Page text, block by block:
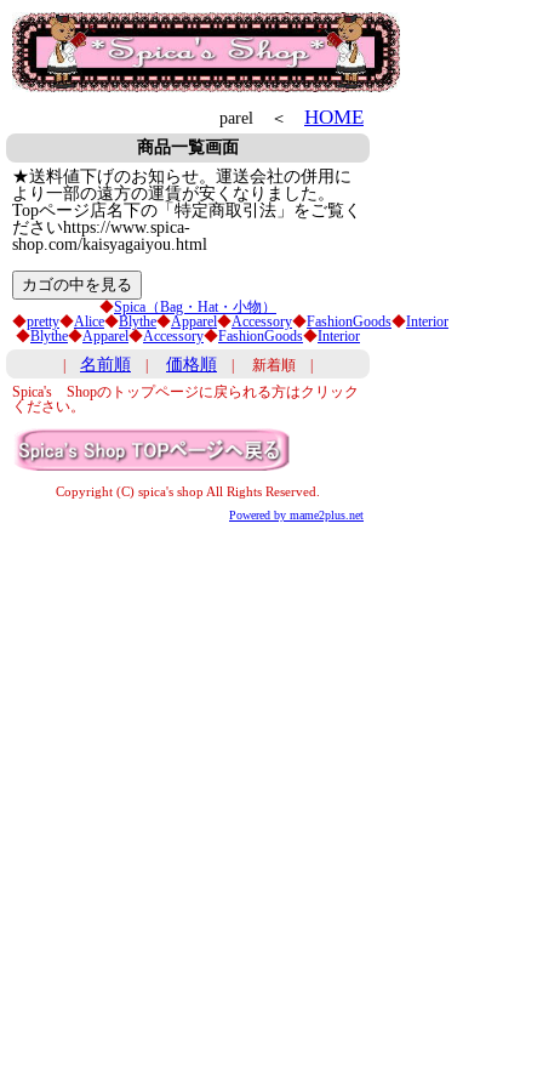
parel ＜ HOME
商品一覧画面
★送料値下げのお知らせ。運送会社の併用に
より一部の遠方の運賃が安くなりました。
Topページ店名下の「特定商取引法」をご覧く
ださいhttps://www.spica-
shop.com/kaisyagaiyou.html
◆Spica（Bag・Hat・小物）
◆pretty◆Alice◆Blythe◆Apparel◆Accessory◆FashionGoods◆Interior
◆Blythe◆Apparel◆Accessory◆FashionGoods◆Interior
| 名前順 | 価格順 | 新着順 |
Spica's Shopのトップページに戻られる方はクリック
ください。
Copyright (C) spica's shop All Rights Reserved.
Powered by mame2plus.net